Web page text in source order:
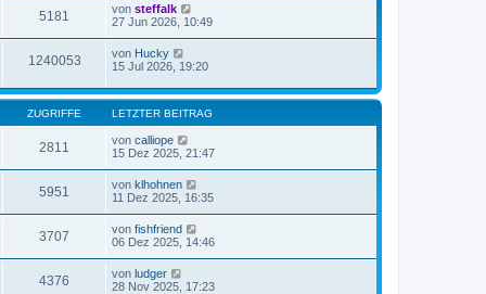
5181 von steffalk
27 Jun 2026, 10:49
1240053 von Hucky
15 Jul 2026, 19:20
ZUGRIFFE LETZTER BEITRAG
2811 von calliope
15 Dez 2025, 21:47
5951 von klhohnen
11 Dez 2025, 16:35
3707 von fishfriend
06 Dez 2025, 14:46
4376 von ludger
28 Nov 2025, 17:23